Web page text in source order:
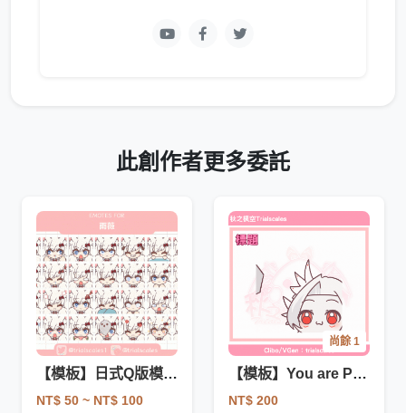
此創作者更多委託
【模板】日式Q版模板貼圖（$50/1）(商用)
NT$ 50 ~ NT$ 100
尚餘 1
【模板】You are POOP
NT$ 200